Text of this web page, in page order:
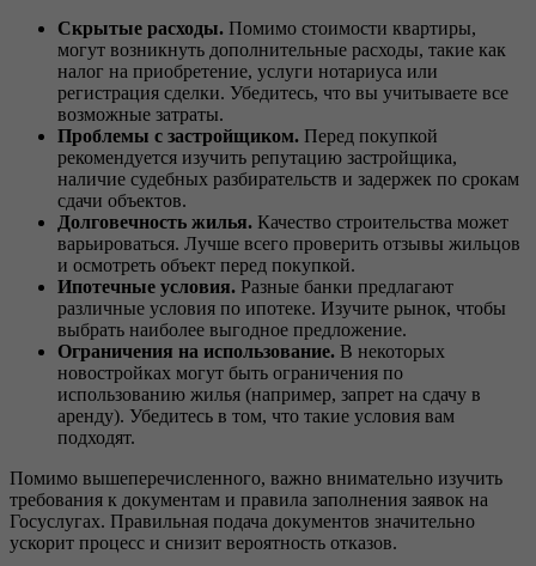
Скрытые расходы. Помимо стоимости квартиры,
могут возникнуть дополнительные расходы, такие как
налог на приобретение, услуги нотариуса или
регистрация сделки. Убедитесь, что вы учитываете все
возможные затраты.
Проблемы с застройщиком. Перед покупкой
рекомендуется изучить репутацию застройщика,
наличие судебных разбирательств и задержек по срокам
сдачи объектов.
Долговечность жилья. Качество строительства может
варьироваться. Лучше всего проверить отзывы жильцов
и осмотреть объект перед покупкой.
Ипотечные условия. Разные банки предлагают
различные условия по ипотеке. Изучите рынок, чтобы
выбрать наиболее выгодное предложение.
Ограничения на использование. В некоторых
новостройках могут быть ограничения по
использованию жилья (например, запрет на сдачу в
аренду). Убедитесь в том, что такие условия вам
подходят.
Помимо вышеперечисленного, важно внимательно изучить
требования к документам и правила заполнения заявок на
Госуслугах. Правильная подача документов значительно
ускорит процесс и снизит вероятность отказов.